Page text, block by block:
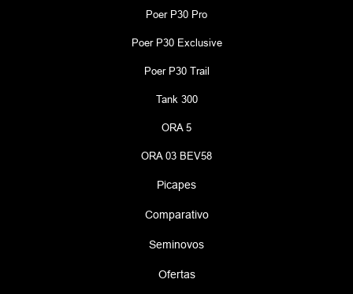
Poer P30 Pro
Poer P30 Exclusive
Poer P30 Trail
Tank 300
ORA 5
ORA 03 BEV58
Picapes
Comparativo
Seminovos
Ofertas